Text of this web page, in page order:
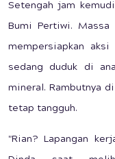
Setengah jam
Bumi Pertiwi. Massa
mempersiapkan
sedang duduk di
mineral. Rambutnya
tetap tangguh.
"Rian? Lapangan